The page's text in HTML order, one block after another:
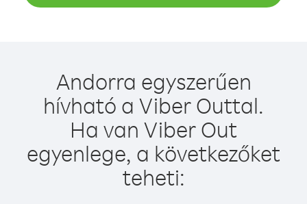
Andorra egyszerűen
hívható a Viber Outtal.
Ha van Viber Out
egyenlege, a következőket
teheti: